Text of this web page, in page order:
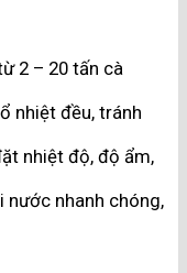
2 – 20 tấn cà
nhiệt đều, tránh
nhiệt độ, độ ẩm,
nước nhanh chóng,